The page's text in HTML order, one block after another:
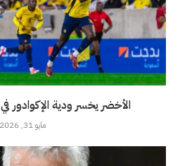
الأخضر يخسر ودية الإكوادور
مايو 31, 2026